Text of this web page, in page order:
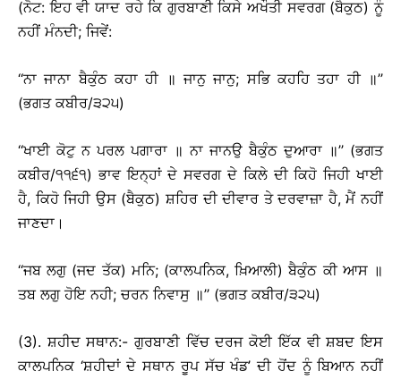
(ਨੋਟ: ਇਹ ਵੀ ਯਾਦ ਰਹੇ ਕਿ ਗੁਰਬਾਣੀ ਕਿਸੇ ਅਖੌਤੀ ਸਵਰਗ (ਬੈਕੁਠ) ਨੂੰ
ਨਹੀਂ ਮੰਨਦੀ; ਜਿਵੇਂ:
‘‘ਨਾ ਜਾਨਾ ਬੈਕੁੰਠ ਕਹਾ ਹੀ ॥ ਜਾਨੁ ਜਾਨੁ; ਸਭਿ ਕਹਹਿ ਤਹਾ ਹੀ ॥’’
(ਭਗਤ ਕਬੀਰ/੩੨੫)
‘‘ਖਾਈ ਕੋਟੁ ਨ ਪਰਲ ਪਗਾਰਾ ॥ ਨਾ ਜਾਨਉ ਬੈਕੁੰਠ ਦੁਆਰਾ ॥’’ (ਭਗਤ
ਕਬੀਰ/੧੧੬੧) ਭਾਵ ਇਨ੍ਹਾਂ ਦੇ ਸਵਰਗ ਦੇ ਕਿਲੇ ਦੀ ਕਿਹੋ ਜਿਹੀ ਖਾਈ
ਹੈ, ਕਿਹੋ ਜਿਹੀ ਉਸ (ਬੈਕੁਠ) ਸ਼ਹਿਰ ਦੀ ਦੀਵਾਰ ਤੇ ਦਰਵਾਜ਼ਾ ਹੈ, ਮੈਂ ਨਹੀਂ
ਜਾਣਦਾ।
‘‘ਜਬ ਲਗੁ (ਜਦ ਤੱਕ) ਮਨਿ; (ਕਾਲਪਨਿਕ, ਖ਼ਿਆਲੀ) ਬੈਕੁੰਠ ਕੀ ਆਸ ॥
ਤਬ ਲਗੁ ਹੋਇ ਨਹੀ; ਚਰਨ ਨਿਵਾਸੁ ॥’’ (ਭਗਤ ਕਬੀਰ/੩੨੫)
(3). ਸ਼ਹੀਦ ਸਥਾਨ:- ਗੁਰਬਾਣੀ ਵਿੱਚ ਦਰਜ ਕੋਈ ਇੱਕ ਵੀ ਸ਼ਬਦ ਇਸ
ਕਾਲਪਨਿਕ ‘ਸ਼ਹੀਦਾਂ ਦੇ ਸਥਾਨ ਰੂਪ ਸੱਚ ਖੰਡ’ ਦੀ ਹੋਂਦ ਨੂੰ ਬਿਆਨ ਨਹੀਂ